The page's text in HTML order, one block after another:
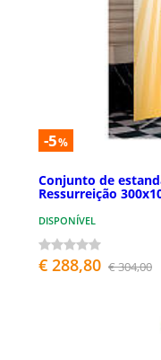
-5%
Conjunto de
Ressurreição
DISPONÍVEL
€ 288,80 € 304,00